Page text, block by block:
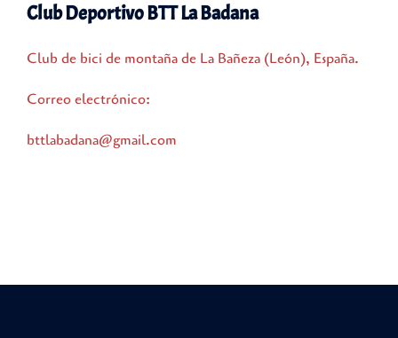
Club Deportivo BTT La Badana
Club de bici de montaña de La Bañeza (León), España.
Correo electrónico:
bttlabadana@gmail.com